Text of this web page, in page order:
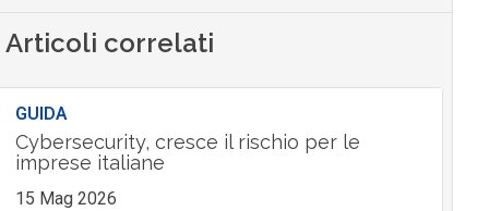
Articoli correlati
GUIDA
Cybersecurity, cresce il rischio per le
imprese italiane
15 Mag 2026